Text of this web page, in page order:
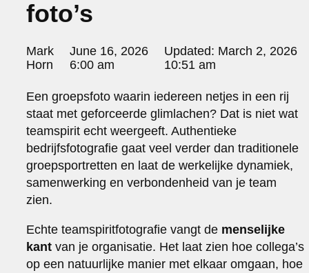
portraits 2
portraits 3
sanoma view 2014 – annual report
het zuiderlicht
thomas van luyn
various
parool christmas special
editorial
travel
commercial
fashion
info@markhorn.nl
+31650600601
about
foto’s
Posted
by:
Mark
Horn
June 16, 2026
6:00 am
Updated: March 2, 2026
10:51 am
Een groepsfoto waarin iedereen netjes in een rij
staat met geforceerde glimlachen? Dat is niet wat
teamspirit echt weergeeft. Authentieke
bedrijfsfotografie gaat veel verder dan traditionele
groepsportretten en laat de werkelijke dynamiek,
samenwerking en verbondenheid van je team
zien.
Echte teamspiritfotografie vangt de menselijke
kant van je organisatie. Het laat zien hoe collega’s
op een natuurlijke manier met elkaar omgaan, hoe